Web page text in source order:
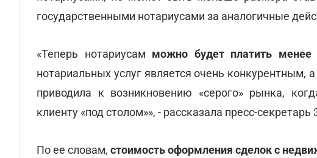
государственными нотариусами за аналогичные
«Теперь нотариусам можно будет платить менее
нотариальных услуг является очень конкурентным,
приводила к возникновению «серого» рынка,
клиенту «под столом»», - рассказала пресс-
По ее словам, стоимость оформления сделок с